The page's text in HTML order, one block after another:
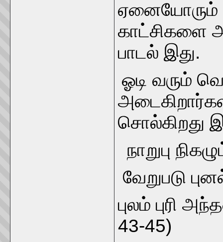
ஏனையோரும்
காட்சிகளை
பாடல் இது.
ஓடி வரும்
சொல்கிறது
நாறுபு
வேறுபடு
புலம் புரி
43-45)